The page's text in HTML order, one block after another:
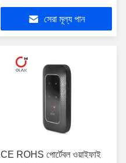
সেরা মূল্য পান
CE ROHS পোর্টেবল ওয়াইফাই